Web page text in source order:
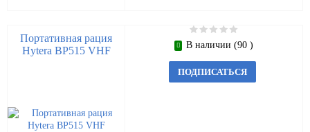
Портативная рация
Hytera BP515 VHF
В наличии (90 )
ПОДПИСАТЬСЯ